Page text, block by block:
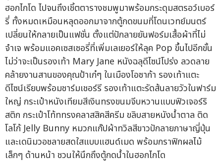
ฮอกไกโด ไปจนถึงเชิ้ตตารางชมพูมาพร้อมกระดุมสตรอว์เบอร์
รี่ ทั้งหมดเหมือนหลุดออกมาจากตู้กดขนมที่โดนเวทย์มนตร์
เปลี่ยนให้กลายเป็นแฟชั่น ตั้งแต่ปักลายยันฟอร์มเสื้อผ้าที่ไม่
จำเจ พร้อมแอคเซสเซอรี่ที่เพิ่มเลเยอร์ให้ลุค Pop ขึ้นไปอีกขั้น
ไม่ว่าจะเป็นรองเท้า Mary Jane หนังฉลุดีไซน์โปร่ง ลวดลาย
คล้ายงานสานของคุณป้าเก๋ๆ ในเมืองโอซาก้า รองเท้าแตะ
ดีไซน์เรียบพร้อมชาร์มเชอร์รี รองเท้าแตะรัดส้นลายวัวในฟาร์ม
ใหญ่ กระเป๋าหนังเทียมสีเงินทรงขนมจีบหวานแบบฟิวเจอร์ริ
สติก กระเป๋าโท้ททรงคลาสสิคสีครีม ขลิบสายหนังน้ำตาล ติด
โลโก้ Jelly Bunny หมวกแก๊ปผ้าทวิลสีขาวปักลายภาษาญี่ปุ่น
และเดนิมวอชลายสดใสแบบแฮนด์เมด พร้อมกราฟิกผลไม้
เล็กๆ ด้านหน้า ชวนให้นึกถึงตู้กดน้ำในฮอกไกโด